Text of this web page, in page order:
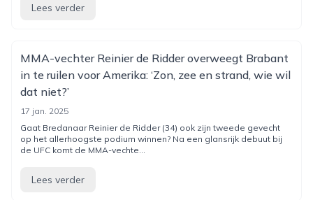
Lees verder
MMA-vechter Reinier de Ridder overweegt Brabant
in te ruilen voor Amerika: ‘Zon, zee en strand, wie wil
dat niet?’
17 jan. 2025
Gaat Bredanaar Reinier de Ridder (34) ook zijn tweede gevecht
op het allerhoogste podium winnen? Na een glansrijk debuut bij
de UFC komt de MMA-vechte...
Lees verder